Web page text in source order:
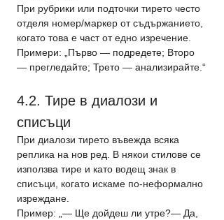
При рубрики или подточки тирето често
отделя номер/маркер от съдържанието,
когато това е част от едно изречение.
Примери: „Първо — подредете; Второ
— прегледайте; Трето — анализирайте.“
4.2. Тире в диалози и
списъци
При диалози тирето въвежда всяка
реплика на нов ред. В някои стилове се
използва тире и като водещ знак в
списъци, когато искаме по-неформално
изреждане.
Пример: „— Ще дойдеш ли утре?— Да,